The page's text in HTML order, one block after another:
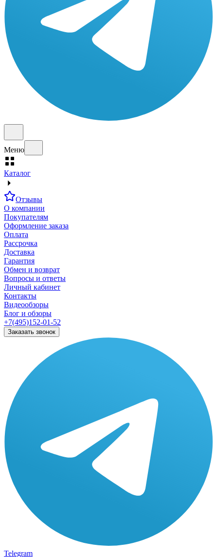
Меню
Каталог
Отзывы
О компании
Покупателям
Оформление заказа
Оплата
Рассрочка
Доставка
Гарантия
Обмен и возврат
Вопросы и ответы
Личный кабинет
Контакты
Видеообзоры
Блог и обзоры
+7(495)152-01-52
Заказать звонок
Telegram